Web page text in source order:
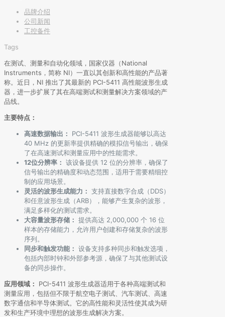
品牌介绍
公司新闻
工控备件
Tags
在测试、测量和自动化领域，国家仪器（National
Instruments，简称 NI）一直以其创新和高性能的产品著
称。近日，NI 推出了其最新的 PCI-5411 高性能波形生成
器，进一步扩展了其在高端测试和测量解决方案领域的产
品线。
主要特点：
高速数据输出：
PCI-5411 波形生成器能够以高达
40 MHz 的更新率提供精确的模拟信号输出，确保
了在高速测试和测量应用中的性能需求。
12位分辨率： 该设备提供 12 位的分辨率，确保了
信号输出的精确度和动态范围，适用于需要精细控
制的应用场景。
灵活的波形生成能力： 支持直接数字合成（DDS）
和任意波形生成（ARB），能够产生复杂的波形，
满足多样化的测试需求。
大容量波形存储： 提供高达 2,000,000 个 16 位
样本的存储能力，允许用户创建和存储复杂的波形
序列。
同步和触发功能： 设备支持多种同步和触发选项，
包括内部时钟和外部参考源，确保了与其他测试设
备的同步操作。
应用领域：
PCI-5411 波形生成器适用于各种高端测试和
测量应用，包括但不限于航空电子测试、汽车测试、高速
数字通信和半导体测试。它的高性能和灵活性使其成为研
发和生产环境中理想的波形生成解决方案。